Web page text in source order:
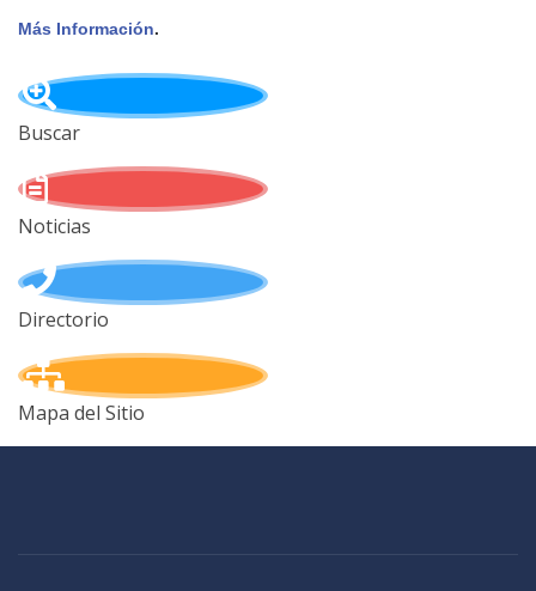
Más Información.
Buscar
Noticias
Directorio
Mapa del Sitio